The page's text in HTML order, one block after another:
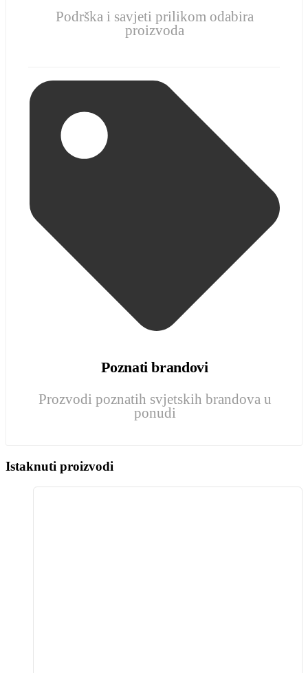
Podrška i savjeti prilikom odabira
proizvoda
Poznati brandovi
Prozvodi poznatih svjetskih brandova u
ponudi
Istaknuti proizvodi